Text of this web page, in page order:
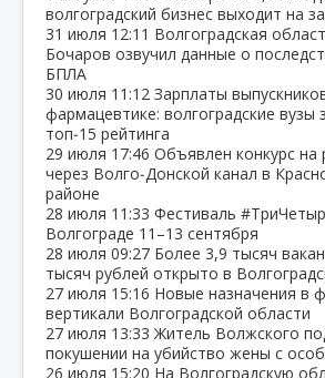
волгоградский бизнес выходит на
31 июля 12:11 Волгоградская
Бочаров озвучил данные о
БПЛА
30 июля 11:12 Зарплаты
фармацевтике: волгоградские вузы
топ‑15 рейтинга
29 июля 17:46 Объявлен конкурс на
через Волго‑Донской канал в
районе
28 июля 11:33 Фестиваль
Волгограде 11–13 сентября
28 июля 09:27 Более 3,9 тысяч
тысяч рублей открыто в
27 июля 15:16 Новые назначения в
вертикали Волгоградской области
27 июля 13:33 Житель Волжского
покушении на убийство жены с
26 июля 15:20 На Волгоградскую